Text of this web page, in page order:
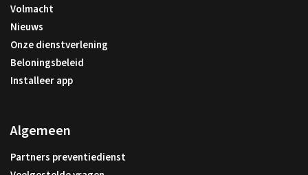
Volmacht
Nieuws
Onze dienstverlening
Beloningsbeleid
Installeer app
Algemeen
Partners preventiedienst